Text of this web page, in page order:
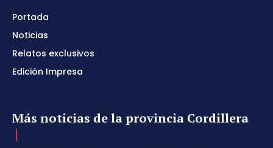
Portada
Noticias
Relatos exclusivos
Edición Impresa
Más noticias de la provincia Cordillera